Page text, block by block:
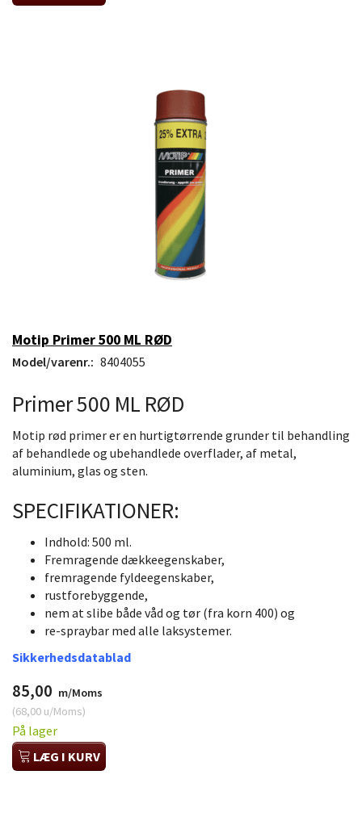
Motip Primer 500 ML RØD
Model/varenr.: 8404055
Primer 500 ML RØD
Motip rød primer er en hurtigtørrende grunder til behandling
af behandlede og ubehandlede overflader, af metal,
aluminium, glas og sten.
SPECIFIKATIONER:
Indhold: 500 ml.
Fremragende dækkeegenskaber,
fremragende fyldeegenskaber,
rustforebyggende,
nem at slibe både våd og tør (fra korn 400) og
re-spraybar med alle laksystemer.
Sikkerhedsdatablad
85,00 m/Moms
(68,00 u/Moms)
På lager
LÆG I KURV